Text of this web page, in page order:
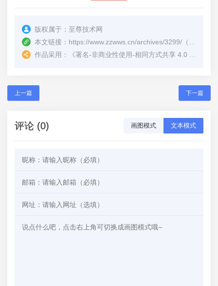
版权属于： 至尊技术网
本文链接： https://www.zzwws.cn/archives/3299/ （转载时请注明本文出处及文章链接）
作品采用：
《署名-非商业性使用-相同方式共享 4.0 国际 (CC BY-NC-SA 4.0)
上一篇 下一篇
评论 (0) 画图模式 文本模式